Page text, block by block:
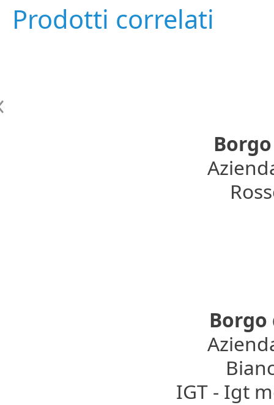
Prodotti correlati
Borgo
IGT - Igt